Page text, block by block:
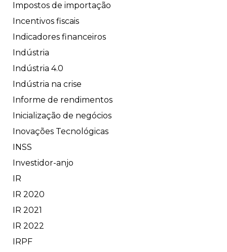
Impostos de importação
Incentivos fiscais
Indicadores financeiros
Indústria
Indústria 4.0
Indústria na crise
Informe de rendimentos
Inicialização de negócios
Inovações Tecnológicas
INSS
Investidor-anjo
IR
IR 2020
IR 2021
IR 2022
IRPF